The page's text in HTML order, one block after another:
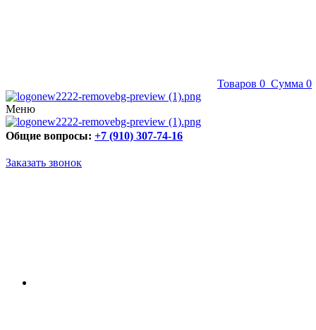
Товаров 0 Сумма 0
Меню
Общие вопросы: +7 (910) 307-74-16
Заказать звонок